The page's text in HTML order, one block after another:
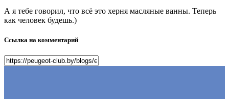
А я тебе говорил, что всё это херня масляные ванны. Теперь
как человек будешь.)
Ссылка на комментарий